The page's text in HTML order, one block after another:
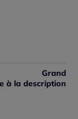
Grand
à la description